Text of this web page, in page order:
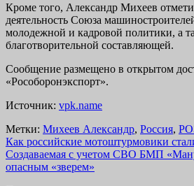
Кроме того, Александр Михеев
деятельность Союза
молодежной и кадровой политики, а
благотворительной составляющей.
Сообщение размещено в открытом
«Рособоронэкспорт».
Источник: vpk.name
Метки: Михеев Александр, Россия,
Навигация
по
Как российские мотоштурмовики
Создаваемая с учетом СВО БМП
опасным «зверем»